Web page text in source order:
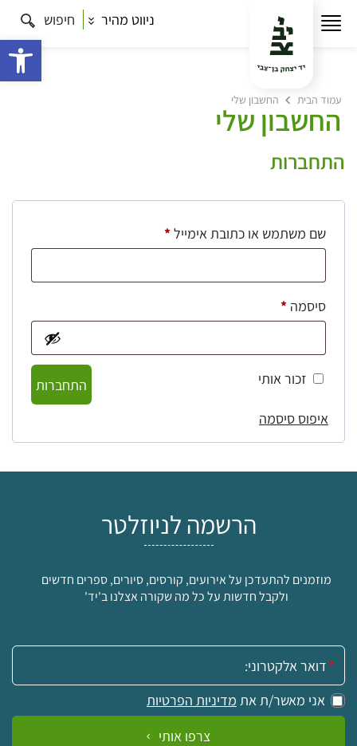
ניווט מהיר חיפוש
עמוד הבית החשבון שלי
החשבון שלי
התחברות
שם משתמש או כתובת אימייל*חובה
סיסמה *חובה
זכור אותי
התחברות
איפוס סיסמה
הרשמה לניוזלטר
מוזמנים להתעדכן על אירועים, קורסים, סיורים, ספרים חדשים
ולקבל חדשות על כל מה שקורה אצלנו ב'יד'
אימייל:
אני מאשר/ת את מדיניות הפרטיות
צרפו אותי